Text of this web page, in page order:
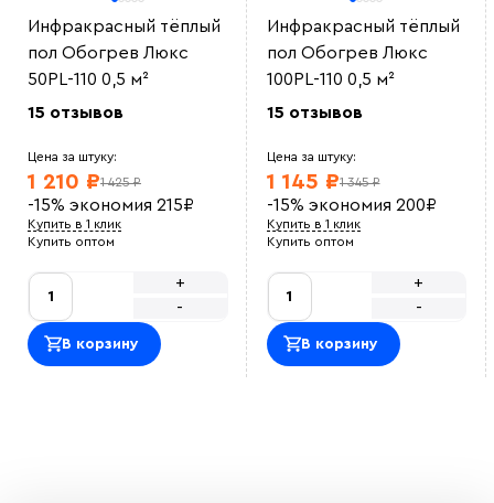
Инфракрасный тёплый
пол Обогрев Люкс
50PL-110 0,5 м²
15 отзывов
Цена за штуку:
1 425 ₽
1 210 ₽
-15% экономия 215₽
Купить в 1 клик
Купить оптом
-
+
В корзину
Инфракрасный тёплый
пол Обогрев Люкс
100PL-110 0,5 м²
15 отзывов
Цена за штуку:
1 345 ₽
1 145 ₽
-15% экономия 200₽
Купить в 1 клик
Купить оптом
-
+
В корзину